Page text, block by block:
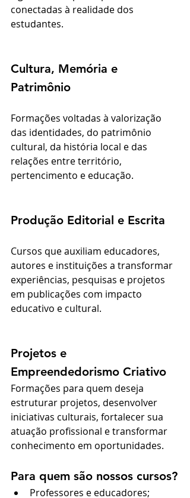
conectadas à realidade dos
estudantes.
Cultura, Memória e
Patrimônio
Formações voltadas à valorização
das identidades, do patrimônio
cultural, da história local e das
relações entre território,
pertencimento e educação.
Produção Editorial e Escrita
Cursos que auxiliam educadores,
autores e instituições a transformar
experiências, pesquisas e projetos
em publicações com impacto
educativo e cultural.
Projetos e
Empreendedorismo Criativo
Formações para quem deseja
estruturar projetos, desenvolver
iniciativas culturais, fortalecer sua
atuação profissional e transformar
conhecimento em oportunidades.
Para quem são nossos cursos?
Professores e educadores;